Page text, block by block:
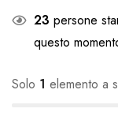
23 persone
questo
Solo 1 elemento a